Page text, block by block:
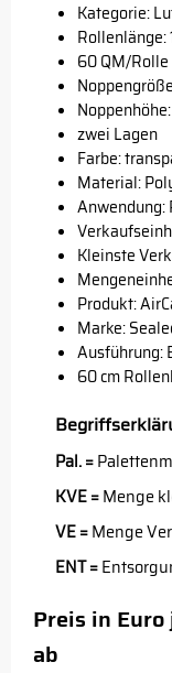
Kategorie:
Rollenlänge:
60 QM/Rolle
zwei Lagen
Farbe:
Material:
Anwendung:
Kleinste
Produkt:
Marke:
Ausführung:
60 cm
Pal. =
KVE =Menge
VE =Menge
ENT =
Preis in
ab